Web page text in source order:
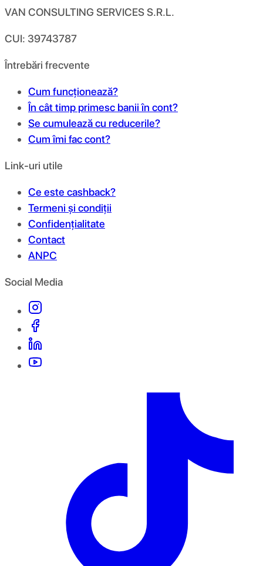
VAN CONSULTING SERVICES S.R.L.
CUI: 39743787
Întrebări frecvente
Cum funcționează?
În cât timp primesc banii în cont?
Se cumulează cu reducerile?
Cum îmi fac cont?
Link-uri utile
Ce este cashback?
Termeni și condiții
Confidențialitate
Contact
ANPC
Social Media